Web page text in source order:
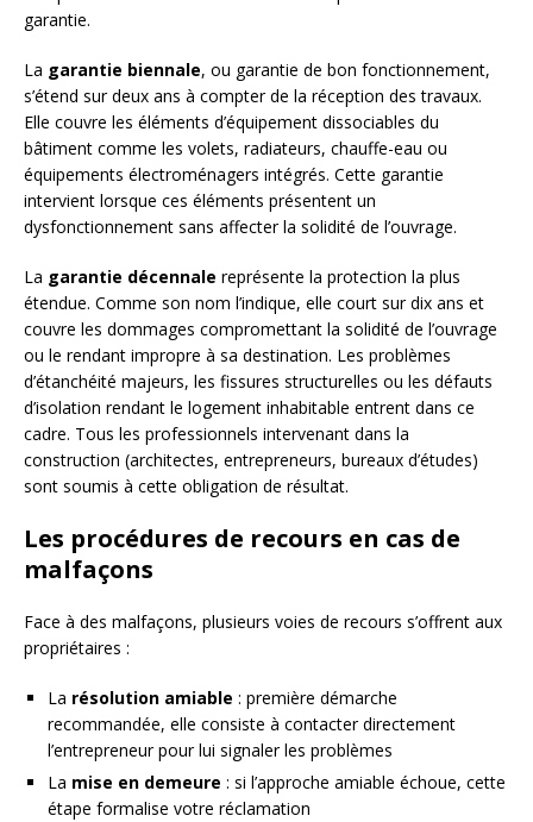
garantie.
La garantie biennale, ou garantie de bon fonctionnement,
s’étend sur deux ans à compter de la réception des travaux.
Elle couvre les éléments d’équipement dissociables du
bâtiment comme les volets, radiateurs, chauffe-eau ou
équipements électroménagers intégrés. Cette garantie
intervient lorsque ces éléments présentent un
dysfonctionnement sans affecter la solidité de l’ouvrage.
La garantie décennale représente la protection la plus
étendue. Comme son nom l’indique, elle court sur dix ans et
couvre les dommages compromettant la solidité de l’ouvrage
ou le rendant impropre à sa destination. Les problèmes
d’étanchéité majeurs, les fissures structurelles ou les défauts
d’isolation rendant le logement inhabitable entrent dans ce
cadre. Tous les professionnels intervenant dans la
construction (architectes, entrepreneurs, bureaux d’études)
sont soumis à cette obligation de résultat.
Les procédures de recours en cas de
malfaçons
Face à des malfaçons, plusieurs voies de recours s’offrent aux
propriétaires :
La résolution amiable : première démarche
recommandée, elle consiste à contacter directement
l’entrepreneur pour lui signaler les problèmes
La mise en demeure : si l’approche amiable échoue, cette
étape formalise votre réclamation